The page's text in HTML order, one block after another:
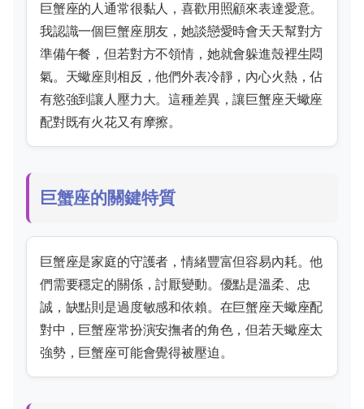
巨蟹座的人通常很黏人，喜歡用照顧來表達愛意。
我認識一個巨蟹座朋友，她談戀愛時會天天幫對方
準備午餐，但若對方不領情，她就會躲進殼裡生悶
氣。天蠍座則相反，他們外表冷靜，內心火熱，佔
有慾強到讓人壓力大。這種差異，讓巨蟹座天蠍座
配對既有火花又有摩擦。
巨蟹座的關鍵特質
巨蟹座是家庭的守護者，情緒豐富但容易內耗。他
們需要穩定的關係，討厭變動。優點是溫柔、忠
誠，缺點則是過度敏感和依賴。在巨蟹座天蠍座配
對中，巨蟹座常扮演安撫者的角色，但若天蠍座太
強勢，巨蟹座可能會覺得被壓迫。